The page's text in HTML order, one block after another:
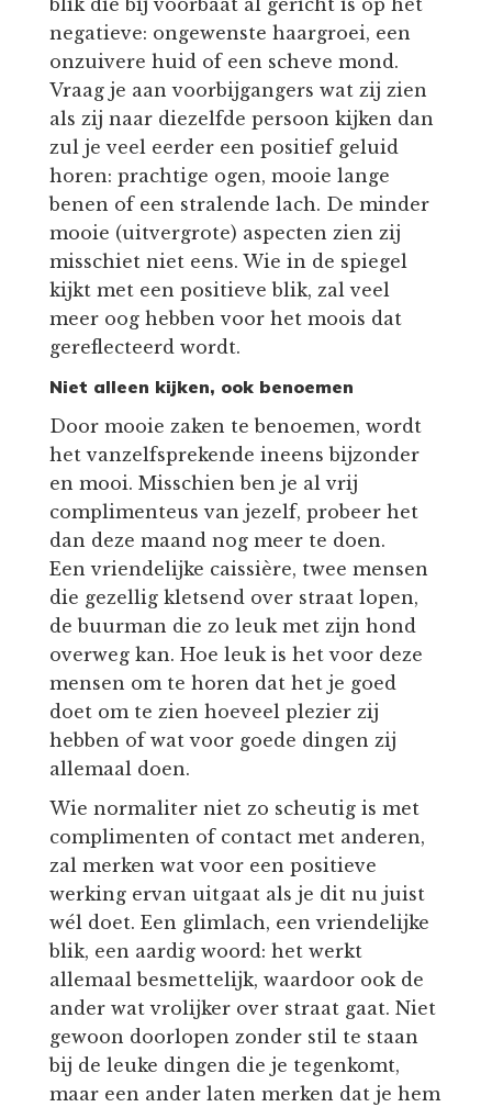
blik die bij voorbaat al gericht is op het
negatieve: ongewenste haargroei, een
onzuivere huid of een scheve mond.
Vraag je aan voorbijgangers wat zij zien
als zij naar diezelfde persoon kijken dan
zul je veel eerder een positief geluid
horen: prachtige ogen, mooie lange
benen of een stralende lach. De minder
mooie (uitvergrote) aspecten zien zij
misschiet niet eens. Wie in de spiegel
kijkt met een positieve blik, zal veel
meer oog hebben voor het moois dat
gereflecteerd wordt.
Niet alleen kijken, ook benoemen
Door mooie zaken te benoemen, wordt
het vanzelfsprekende ineens bijzonder
en mooi. Misschien ben je al vrij
complimenteus van jezelf, probeer het
dan deze maand nog meer te doen.
Een vriendelijke caissière, twee mensen
die gezellig kletsend over straat lopen,
de buurman die zo leuk met zijn hond
overweg kan. Hoe leuk is het voor deze
mensen om te horen dat het je goed
doet om te zien hoeveel plezier zij
hebben of wat voor goede dingen zij
allemaal doen.
Wie normaliter niet zo scheutig is met
complimenten of contact met anderen,
zal merken wat voor een positieve
werking ervan uitgaat als je dit nu juist
wél doet. Een glimlach, een vriendelijke
blik, een aardig woord: het werkt
allemaal besmettelijk, waardoor ook de
ander wat vrolijker over straat gaat. Niet
gewoon doorlopen zonder stil te staan
bij de leuke dingen die je tegenkomt,
maar een ander laten merken dat je hem